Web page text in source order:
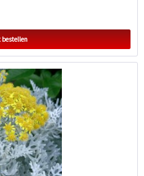
bestellen